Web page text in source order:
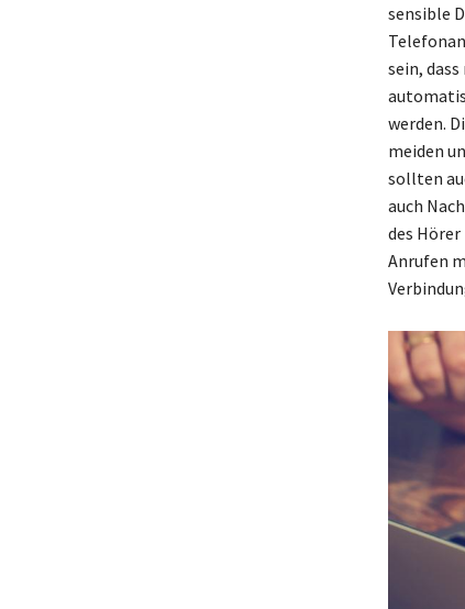
sensible
sein,
werden.
meiden
sollten
auch
des
Anrufen